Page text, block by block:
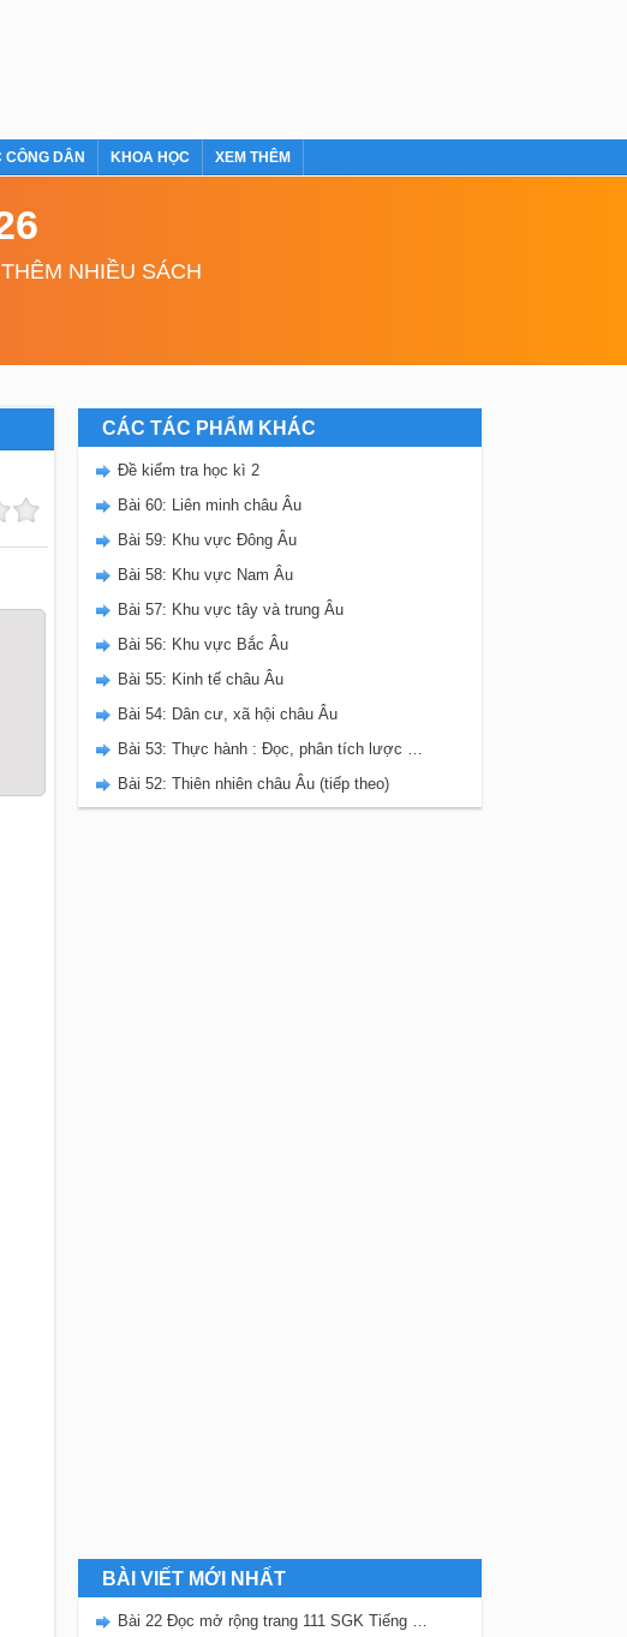
CÔNG DÂN KHOA HỌC XEM THÊM
NHIỀU SÁCH
CÁC TÁC PHẨM KHÁC
Đề kiểm tra học kì 2
Bài 60: Liên minh châu Âu
Bài 59: Khu vực Đông Âu
Bài 58: Khu vực Nam Âu
Bài 57: Khu vực tây và trung Âu
Bài 56: Khu vực Bắc Âu
Bài 55: Kinh tế châu Âu
Bài 54: Dân cư, xã hội châu Âu
Bài 53: Thực hành : Đọc, phân tích lược đồ, biểu đồ nhiệt độ và lượng mưa châu Âu.
Bài 52: Thiên nhiên châu Âu (tiếp theo)
BÀI VIẾT MỚI NHẤT
Bài 22 Đọc mở rộng trang 111 SGK Tiếng Việt 5 Kết nối tri thức tập 2